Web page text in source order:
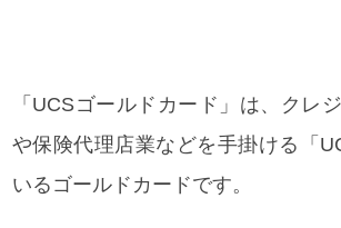
「UCSゴールドカード」は、クレ
や保険代理店業などを手掛ける「
いるゴールドカードです。